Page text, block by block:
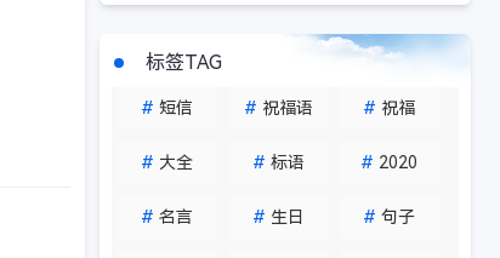
标签TAG
# 短信 # 祝福语 # 祝福
# 大全 # 标语 # 2020
# 名言 # 生日 # 句子